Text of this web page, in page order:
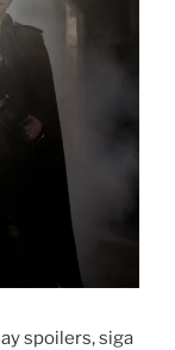
spoilers, siga